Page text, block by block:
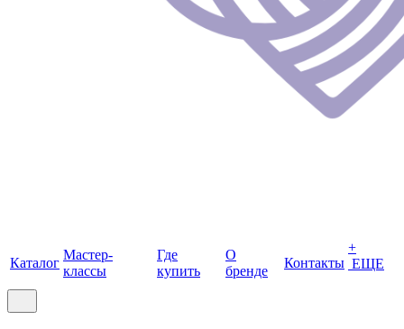
Каталог
Мастер-
классы
Где
купить
О
бренде
Контакты
+
ЕЩЕ